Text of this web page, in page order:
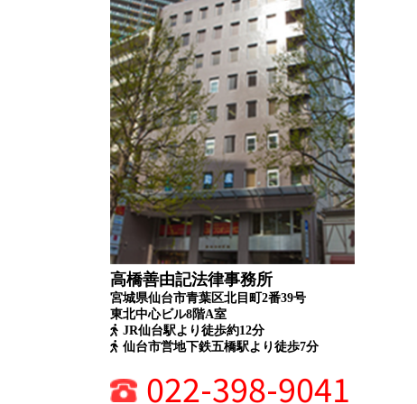
高橋善由記法律事務所
宮城県仙台市青葉区北目町2番39号
東北中心ビル8階A室
JR仙台駅より徒歩約12分
仙台市営地下鉄五橋駅より徒歩7分
022-398-9041